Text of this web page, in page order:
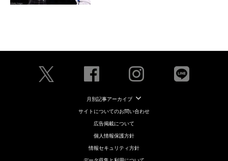
月別記事アーカイブ
サイトについてのお問い合わせ
広告掲載について
個人情報保護方針
情報セキュリティ方針